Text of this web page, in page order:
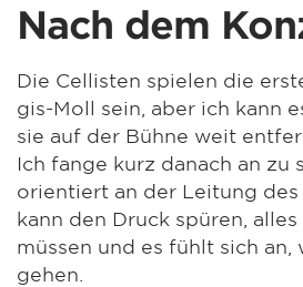
Nach dem
Die Cellisten spielen die
gis-Moll sein, aber ich kann
sie auf der Bühne weit
Ich fange kurz danach an zu
orientiert an der Leitung
kann den Druck spüren,
müssen und es fühlt sich an,
gehen.